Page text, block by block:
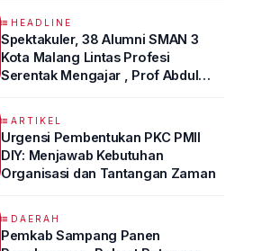
HEADLINE
Spektakuler, 38 Alumni SMAN 3
Kota Malang Lintas Profesi
Serentak Mengajar , Prof Abdul
ARTIKEL
Urgensi Pembentukan PKC PMII
DIY: Menjawab Kebutuhan
Organisasi dan Tantangan Zaman
DAERAH
Pemkab Sampang Panen